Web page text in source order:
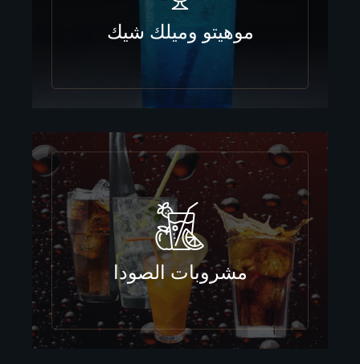
موهيتو وميلك شيك
مشروبات الصودا